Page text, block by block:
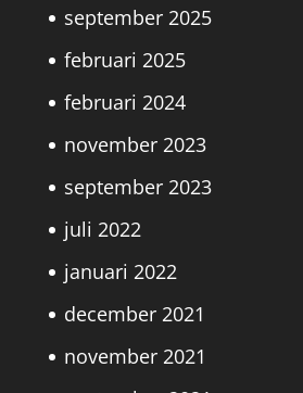
september 2025
februari 2025
februari 2024
november 2023
september 2023
juli 2022
januari 2022
december 2021
november 2021